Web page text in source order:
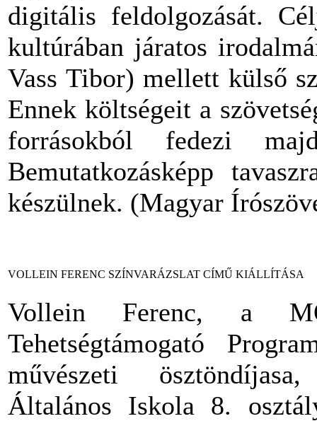
digitális feldolgozását.
kultúrában járatos
Vass Tibor) mellett külső
Ennek költségeit a
forrásokból fedezi
Bemutatkozásképp
készülnek. (Magyar
VOLLEIN FERENC SZÍNVARÁZSLAT CÍMŰ KIÁLLÍTÁSA
Vollein Ferenc, a
Tehetségtámogató
művészeti
Általános Iskola 8.